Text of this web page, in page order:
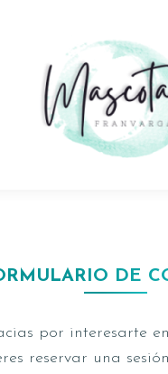
DE
por interesarte
reservar una